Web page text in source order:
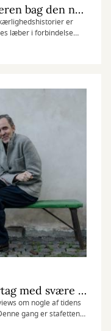
Stormfulde højder: Klassikeren bag den nye film
er
læber i forbindelse
Kim Fupz Aakeson tager livtag med svære emner
om nogle af tidens
gang er stafetten
romanen "Skyggen